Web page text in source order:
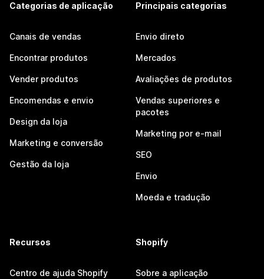
Categorias de aplicação
Canais de vendas
Encontrar produtos
Vender produtos
Encomendas e envio
Design da loja
Marketing e conversão
Gestão da loja
Principais categorias
Envio direto
Mercados
Avaliações de produtos
Vendas superiores e
pacotes
Marketing por e-mail
SEO
Envio
Moeda e tradução
Recursos
Centro de ajuda Shopify
Shopify
Sobre a aplicação